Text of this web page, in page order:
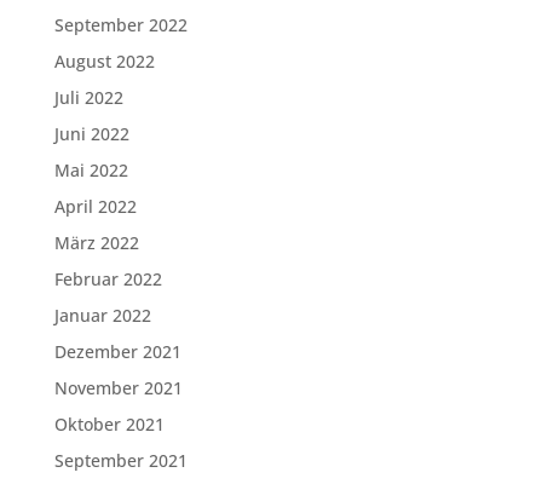
September 2022
August 2022
Juli 2022
Juni 2022
Mai 2022
April 2022
März 2022
Februar 2022
Januar 2022
Dezember 2021
November 2021
Oktober 2021
September 2021